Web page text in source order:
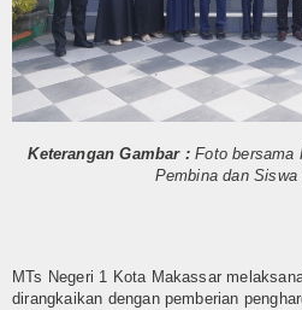
Humas
Kurikulum
Multi Media
Keterangan Gambar : Foto bersama
Pembina dan
MTs Negeri 1 Kota Makassar
dirangkaikan dengan pemberian